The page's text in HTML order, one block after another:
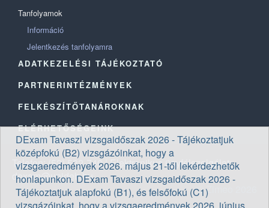
Tanfolyamok
Információ
Jelentkezés tanfolyamra
ADATKEZELÉSI TÁJÉKOZTATÓ
PARTNERINTÉZMÉNYEK
FELKÉSZÍTŐTANÁROKNAK
ELÉRHETŐSÉGEINK
Telefon: (52) 532-740|Elektronikus ügyfélszolgálat:
dexam@unideb.hu
© Zimeo 2026
DExam Tavaszi vizsgaidőszak 2026 - Tájékoztatjuk
középfokú (B2) vizsgázóinkat, hogy a
vizsgaeredmények 2026. május 21-től lekérdezhetők
honlapunkon. DExam Tavaszi vizsgaidőszak 2026 -
Tájékoztatjuk alapfokú (B1), és felsőfokú (C1)